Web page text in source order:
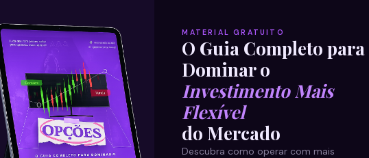
Leia mais
31/08/2021
E EU COM ISSO
MATERIAL GRATUITO
O Guia Completo para
Dominar o
Investimento Mais
Flexível
do Mercado
Descubra como operar com mais